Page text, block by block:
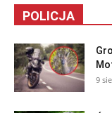
POLICJA
9